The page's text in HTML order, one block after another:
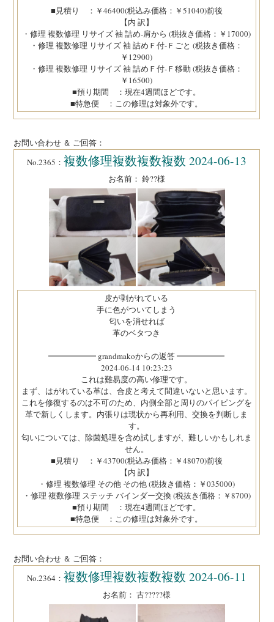
■見積り ：￥46400(税込み価格：￥51040)前後
【内 訳】
・修理 複数修理 リサイズ 袖 詰め-肩から (税抜き価格：￥17000)
・修理 複数修理 リサイズ 袖 詰めＦ付-Ｆごと (税抜き価格：
￥12900)
・修理 複数修理 リサイズ 袖 詰めＦ付-Ｆ移動 (税抜き価格：
￥16500)
■預り期間 ：現在4週間ほどです。
■特急便 ：この修理は対象外です。
お問い合わせ ＆ ご回答：
No.2365：複数修理複数複数複数 2024-06-13
お名前： 鈴??様
皮が剥がれている
手に色がついてしまう
匂いを消せれば
革のベタつき
━━━━━━ grandmakoからの返答 ━━━━━━
2024-06-14 10:23:23
これは難易度の高い修理です。
まず、はがれている革は、合皮と考えて間違いないと思います。
これを修復するのは不可のため、内側全部と周りのパイピングを
革で新しくします。内張りは現状から再利用、交換を判断しま
す。
匂いについては、除菌処理を含め試しますが、難しいかもしれま
せん。
■見積り ：￥43700(税込み価格：￥48070)前後
【内 訳】
・修理 複数修理 その他 その他 (税抜き価格：￥035000)
・修理 複数修理 ステッチ バインダー交換 (税抜き価格：￥8700)
■預り期間 ：現在4週間ほどです。
■特急便 ：この修理は対象外です。
お問い合わせ ＆ ご回答：
No.2364：複数修理複数複数複数 2024-06-11
お名前： 古?????様